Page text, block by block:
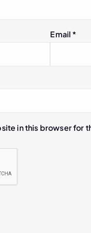
Email *
in this browser for